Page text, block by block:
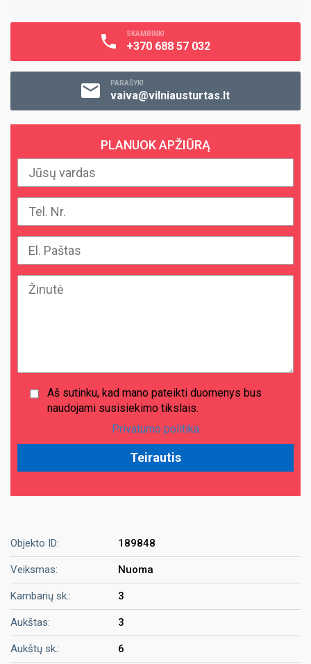
SKAMBINK!
+370 688 57 032
PARAŠYK!
vaiva@vilniausturtas.lt
PLANUOK APŽIŪRĄ
Aš sutinku, kad mano pateikti duomenys bus
naudojami susisiekimo tikslais.
Privatumo politika
Objekto ID: 189848
Veiksmas: Nuoma
Kambarių sk.: 3
Aukštas: 3
Aukštų sk.: 6